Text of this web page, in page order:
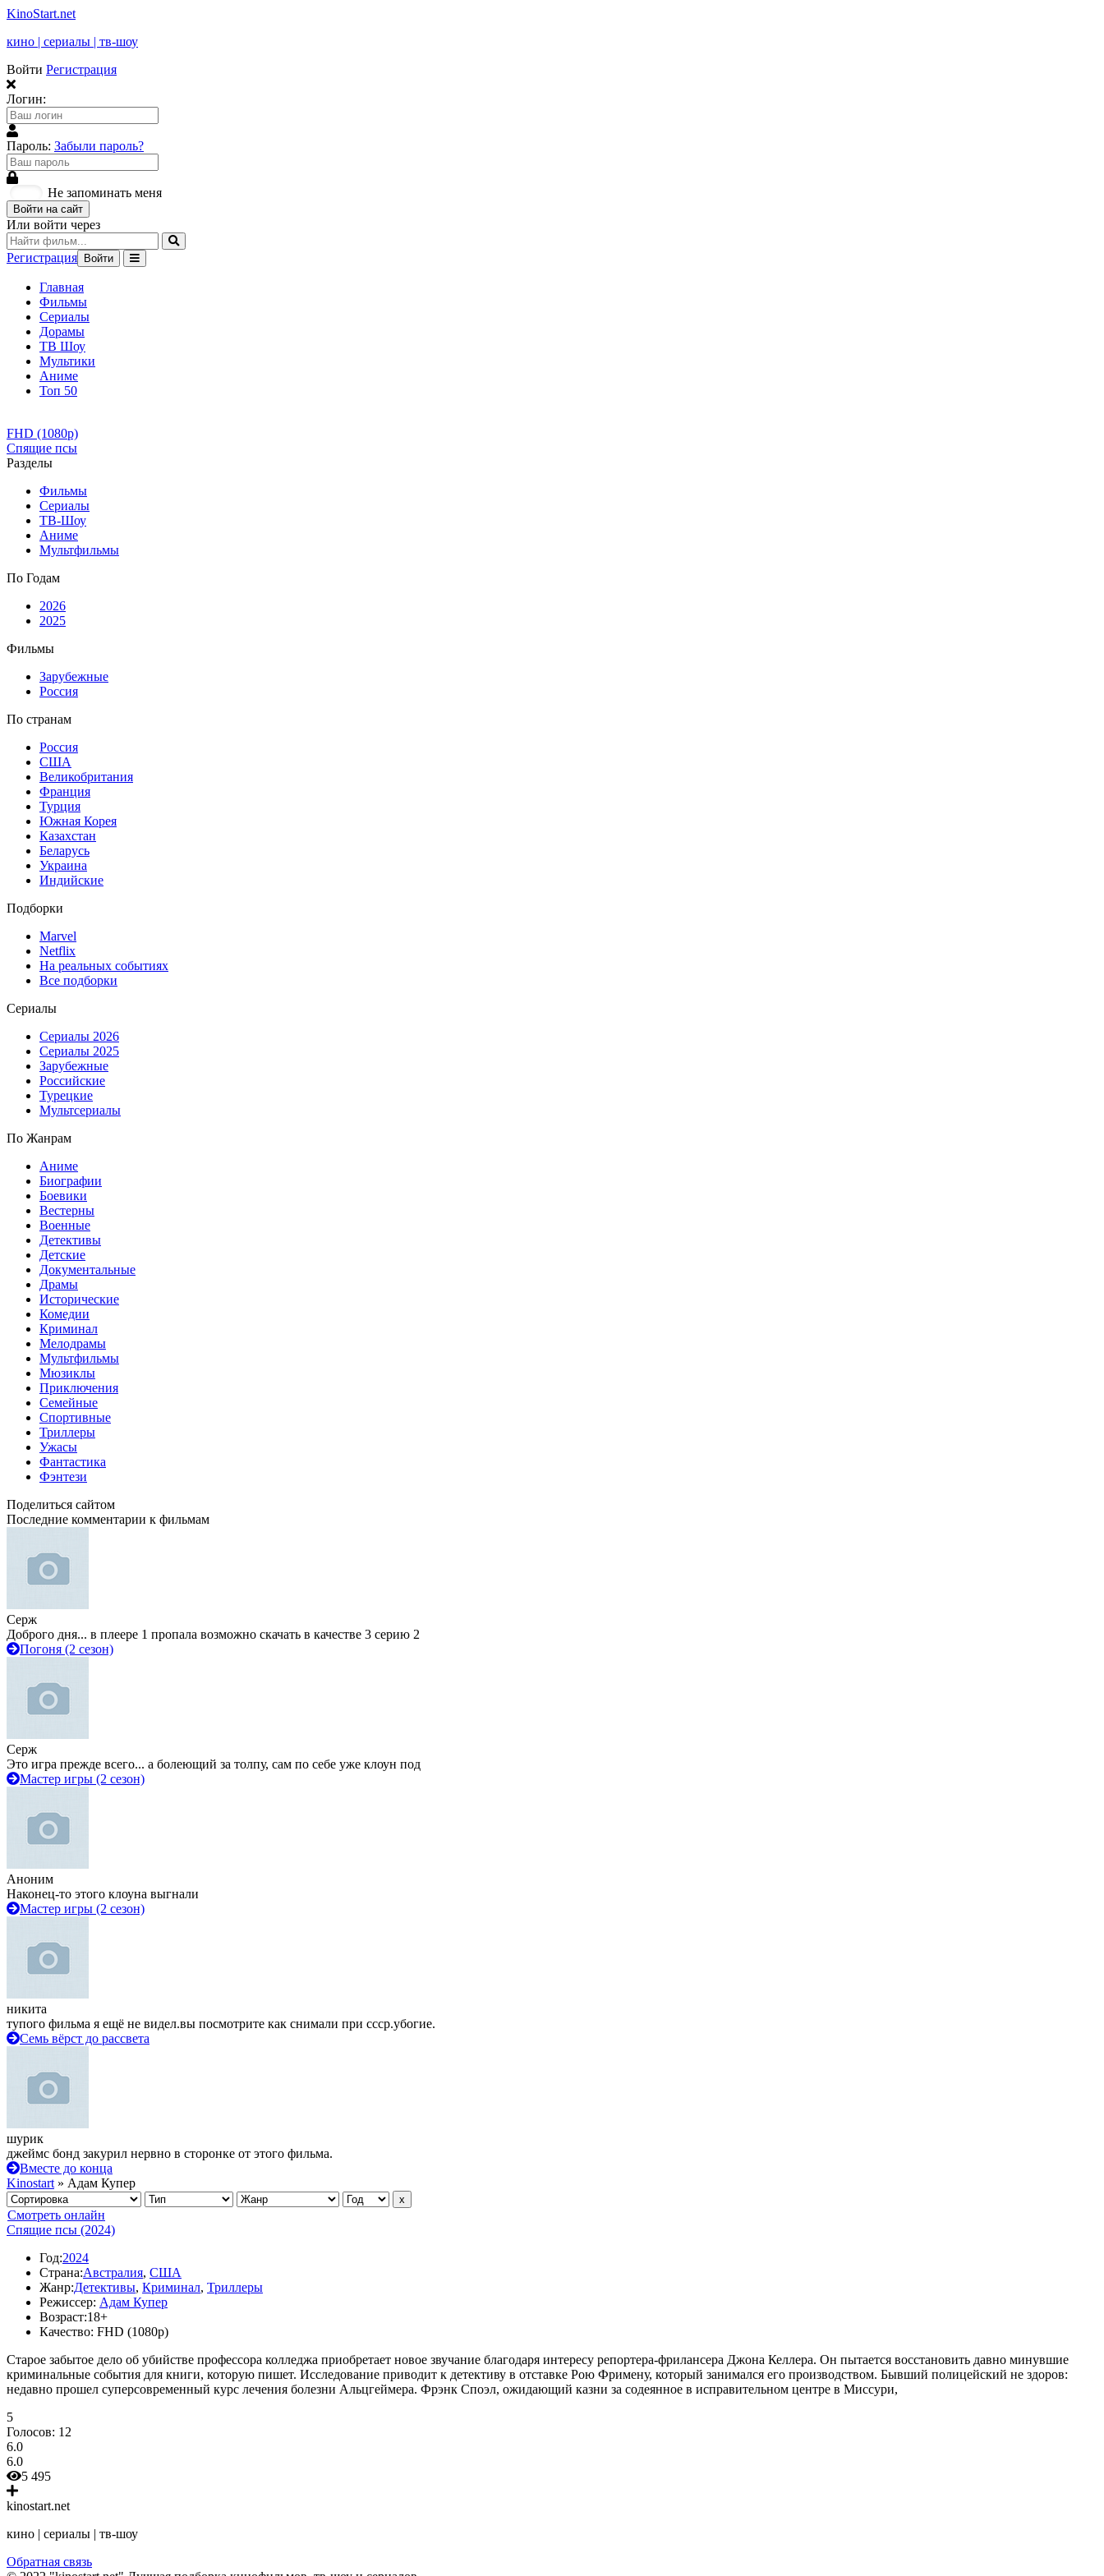
KinoStart.net
кино | сериалы | тв-шоу
Войти Регистрация
Логин:
Пароль: Забыли пароль?
Не запоминать меня
Войти на сайт
Или войти через
Регистрация Войти
Главная
Фильмы
Сериалы
Дорамы
ТВ Шоу
Мультики
Аниме
Топ 50
FHD (1080p)
Спящие псы
Разделы
Фильмы
Сериалы
ТВ-Шоу
Аниме
Мультфильмы
По Годам
2026
2025
Фильмы
Зарубежные
Россия
По странам
Россия
США
Великобритания
Франция
Турция
Южная Корея
Казахстан
Беларусь
Украина
Индийские
Подборки
Marvel
Netflix
На реальных событиях
Все подборки
Сериалы
Сериалы 2026
Сериалы 2025
Зарубежные
Российские
Турецкие
Мультсериалы
По Жанрам
Аниме
Биографии
Боевики
Вестерны
Военные
Детективы
Детские
Документальные
Драмы
Исторические
Комедии
Криминал
Мелодрамы
Мультфильмы
Мюзиклы
Приключения
Семейные
Спортивные
Триллеры
Ужасы
Фантастика
Фэнтези
Поделиться сайтом
Последние комментарии к фильмам
Серж
Доброго дня... в плеере 1 пропала возможно скачать в качестве 3 серию 2
Погоня (2 сезон)
Серж
Это игра прежде всего... а болеющий за толпу, сам по себе уже клоун под
Мастер игры (2 сезон)
Аноним
Наконец-то этого клоуна выгнали
Мастер игры (2 сезон)
никита
тупого фильма я ещё не видел.вы посмотрите как снимали при ссср.убогие.
Семь вёрст до рассвета
шурик
джеймс бонд закурил нервно в сторонке от этого фильма.
Вместе до конца
Kinostart » Адам Купер
Смотреть онлайн
Спящие псы (2024)
Год:2024
Страна:Австралия, США
Жанр:Детективы, Криминал, Триллеры
Режиссер: Адам Купер
Возраст:18+
Качество: FHD (1080p)
Старое забытое дело об убийстве профессора колледжа приобретает новое звучание благодаря интересу репортера-фрилансера Джона Келлера. Он пытается восстановить давно минувшие
криминальные события для книги, которую пишет. Исследование приводит к детективу в отставке Рою Фримену, который занимался его производством. Бывший полицейский не здоров:
недавно прошел суперсовременный курс лечения болезни Альцгеймера. Фрэнк Споэл, ожидающий казни за содеянное в исправительном центре в Миссури,
5
Голосов: 12
6.0
6.0
5 495
kinostart.net
кино | сериалы | тв-шоу
Обратная связь